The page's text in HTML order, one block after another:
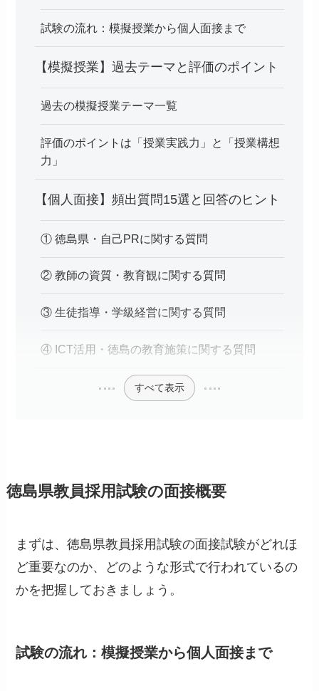
試験の流れ：模擬授業から個人面接まで
【模擬授業】過去テーマと評価のポイント
過去の模擬授業テーマ一覧
評価のポイントは「授業実践力」と「授業構想
力」
【個人面接】頻出質問15選と回答のヒント
① 徳島県・自己PRに関する質問
② 教師の資質・教育観に関する質問
③ 生徒指導・学級経営に関する質問
④ ICT活用・徳島の教育施策に関する質問
すべて表示
徳島県教員採用試験の面接概要
まずは、徳島県教員採用試験の面接試験がどれほ
ど重要なのか、どのような形式で行われているの
かを把握しておきましょう。
試験の流れ：模擬授業から個人面接まで